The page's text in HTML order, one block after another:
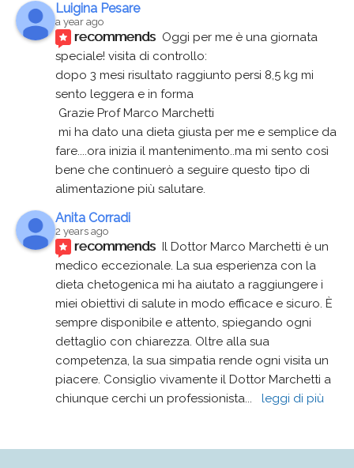
Luigina Pesare
a year ago
recommends Oggi per me è una giornata
speciale! visita di controllo:
dopo 3 mesi risultato raggiunto persi 8,5 kg mi
sento leggera e in forma
Grazie Prof Marco Marchetti
fare....ora inizia il mantenimento..ma mi sento così
bene che continuerò a seguire questo tipo di
alimentazione più salutare.
Anita Corradi
2 years ago
recommends
Il Dottor Marco Marchetti è un
medico eccezionale. La sua esperienza con la
dieta chetogenica mi ha aiutato a raggiungere i
miei obiettivi di salute in modo efficace e sicuro. È
sempre disponibile e attento, spiegando ogni
dettaglio con chiarezza. Oltre alla sua
competenza, la sua simpatia rende ogni visita un
piacere. Consiglio vivamente il Dottor Marchetti a
chiunque cerchi un professionista... leggi di più